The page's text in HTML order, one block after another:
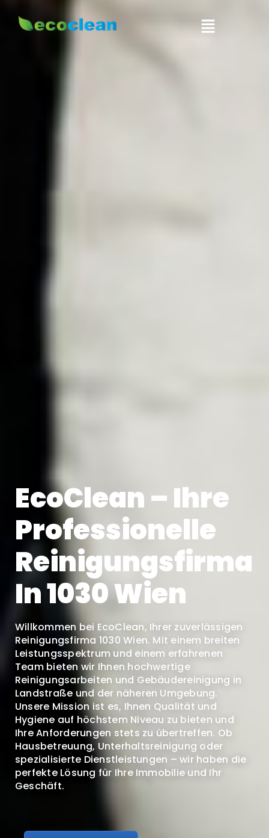
EcoClean – Ihre
Professionelle
Reinigungsfirma
In 1030 Wien
Willkommen bei EcoClean, Ihrer zuverlässigen
Reinigungsfirma 1030 Wien. Mit einem breiten
Leistungsspektrum und einem erfahrenen
Team bieten wir Ihnen hochwertige
Reinigungsarbeiten und Gebäudereinigung in
Landstraße und der näheren Umgebung.
Unsere Mission ist es, Ihnen Qualität und
Hygiene auf höchstem Niveau zu bieten und
Ihre Anforderungen stets zu übertreffen. Ob
Hausbetreuung, Unterhaltsreinigung oder
spezialisierte Dienstleistungen – wir haben die
perfekte Lösung für Ihre Immobilie und Ihr
Geschäft.